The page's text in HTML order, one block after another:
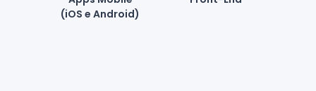
(iOS e Android)